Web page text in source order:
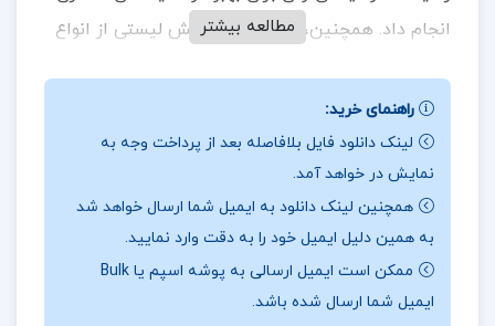
انجام داد. همچنین، در پایان هر بخش لیستی از انواع
جامعه کمک می‌کند.
در بخشی از کتاب بی شعوری تا همیشه اسحاق احمدی
کتاب “بی‌شعوری تا همیشه” به تحلیل و بررسی انواع
مختلف بیشعوری و رفتارهای ناپسند اجتماعی می‌پردازد.
مطالعه بیشتر
راهنمای خرید:
لینک دانلود فایل بلافاصله بعد از پرداخت وجه به
نمایش در خواهد آمد.
همچنین لینک دانلود به ایمیل شما ارسال خواهد شد
به همین دلیل ایمیل خود را به دقت وارد نمایید.
ممکن است ایمیل ارسالی به پوشه اسپم یا Bulk
ایمیل شما ارسال شده باشد.